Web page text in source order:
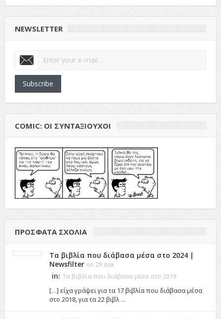
NEWSLETTER
Subscribe
COMIC: ΟΙ ΣΥΝΤΑΞΙΟΎΧΟΙ
ΠΡΌΣΦΑΤΑ ΣΧΌΛΙΑ
Τα βιβλία που διάβασα μέσα στο 2024 |
Newsfilter on 29 Δεκ
in: Τα βιβλία που διάβασα μέσα στο 2019
[…] είχα γράψει για τα 17 βιβλία που διάβασα μέσα
στο 2018, για τα 22 βιβλ ...